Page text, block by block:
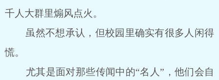
千人大群里煽风点火。
虽然不想承认，但校园里确实有很多人闲得
慌。
尤其是面对那些传闻中的“名人”，他们会自